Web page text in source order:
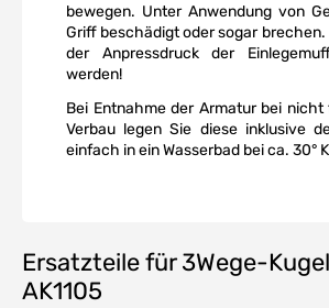
bewegen. Unter Anwendung von
Griff beschädigt oder sogar brechen.
der Anpressdruck der
werden!
Bei Entnahme der Armatur bei
Verbau legen Sie diese inklusive
einfach in ein Wasserbad bei ca. 30°
Ersatzteile für 3Wege-
AK1105